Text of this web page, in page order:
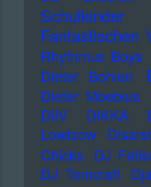
Schulkinder
Fantastischen
Rhythmus Boys
Dieter Bohlen
Dieter Moebius
DiIV DIKKA
Lowtzow
Chicks DJ
DJ Tomcraft